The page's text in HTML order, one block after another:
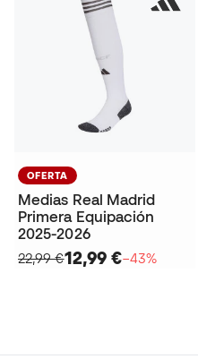
OFERTA
Medias Real Madrid
Primera Equipación
2025-2026
22,99 €12,99 €−43%